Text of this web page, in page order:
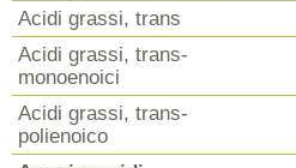
Acidi grassi, trans
Acidi grassi, trans-
monoenoici
Acidi grassi, trans-
polienoico